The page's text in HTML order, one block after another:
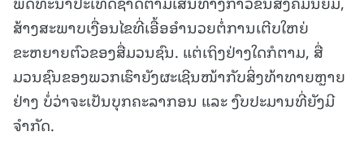
ສ້າງສະພາບເງື່ອນໄຂທີ່ເອື້ອອໍານວຍຕໍ່ການເຕີບໃຫຍ່
ຂະຫຍາຍຕົວຂອງສື່ມວນຊົນ. ແຕ່ເຖິງຢ່າງໃດກໍຕາມ, ສື່
ມວນຊົນຂອງພວກເຮົາຍັງຜະເຊີນໜ້າກັບສິ່ງທ້າທາຍຫຼາຍ
ຢ່າງ ບໍ່ວ່າຈະເປັນບຸກຄະລາກອນ ແລະ ງົບປະມານທີ່ຍັງມີ
ຈໍາກັດ.